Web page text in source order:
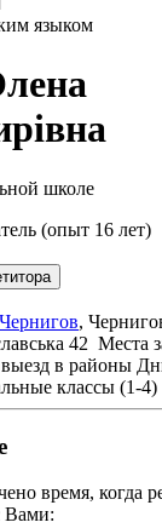
школе
(опыт 16 лет)
Чернигов,
42 Места
в районы
классы (1-4)
время, когда
Вами: